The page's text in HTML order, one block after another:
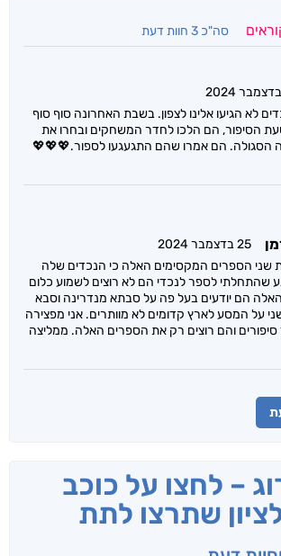
סה"כ 3 חוות דעת
לא הגיעו אלינו לצפון. בשבת האחרונה סוף סוף
הסיפור, הם הלכו לחדר המשחקים ובחרו את
הסגולה. הם אמרו שהם התגעגעו לספור.💖💖💖
25 בדצמבר 2024
שני הספרים המקסימים האלה כי הנכדים שלה
שהתחלתי לספר לנכדי הם לא רוצים לשמוע כלום
האלה הם יודעים בעל פה על סבתא מנדרינה וסבא
על המסע לארץ קדומים לא מוותרים. אני מפצירה
והם רוצים רק את הספרים האלה. ממליצה
– לחצו על כוכב
שתרצו לתת